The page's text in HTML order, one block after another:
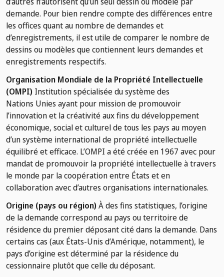
demande. Pour bien rendre compte des différences entre
les offices quant au nombre de demandes et
d’enregistrements, il est utile de comparer le nombre de
dessins ou modèles que contiennent leurs demandes et
enregistrements respectifs.
Organisation Mondiale de la Propriété Intellectuelle
(OMPI) Institution spécialisée du système des
Nations Unies ayant pour mission de promouvoir
l’innovation et la créativité aux fins du développement
économique, social et culturel de tous les pays au moyen
d’un système international de propriété intellectuelle
équilibré et efficace. L’OMPI a été créée en 1967 avec pour
mandat de promouvoir la propriété intellectuelle à travers
le monde par la coopération entre États et en
collaboration avec d’autres organisations internationales.
Origine (pays ou région)À des fins statistiques, l’origine
de la demande correspond au pays ou territoire de
résidence du premier déposant cité dans la demande. Dans
certains cas (aux États-Unis d’Amérique, notamment), le
pays d’origine est déterminé par la résidence du
cessionnaire plutôt que celle du déposant.